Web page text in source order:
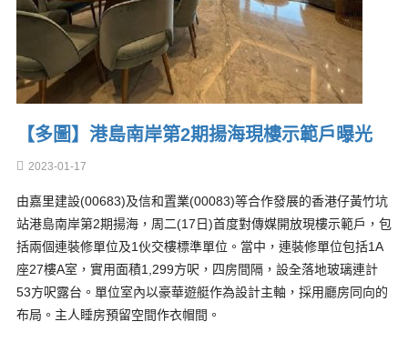
【多圖】港島南岸第2期揚海現樓示範戶曝光
2023-01-17
由嘉里建設(00683)及信和置業(00083)等合作發展的香港仔黃竹坑
站港島南岸第2期揚海，周二(17日)首度對傳媒開放現樓示範戶，包
括兩個連裝修單位及1伙交樓標準單位。當中，連裝修單位包括1A
座27樓A室，實用面積1,299方呎，四房間隔，設全落地玻璃連計
53方呎露台。單位室內以豪華遊艇作為設計主軸，採用廳房同向的
布局。主人睡房預留空間作衣帽間。